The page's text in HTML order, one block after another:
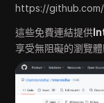
https://
這些免費連結提供
享受無阻礙的瀏覽體